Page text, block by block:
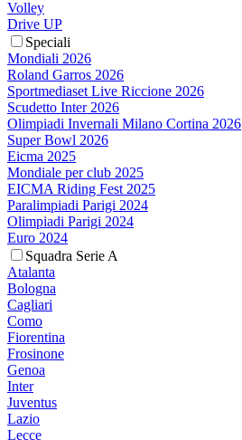
Volley
Drive UP
Speciali
Mondiali 2026
Roland Garros 2026
Sportmediaset Live Riccione 2026
Scudetto Inter 2026
Olimpiadi Invernali Milano Cortina 2026
Super Bowl 2026
Eicma 2025
Mondiale per club 2025
EICMA Riding Fest 2025
Paralimpiadi Parigi 2024
Olimpiadi Parigi 2024
Euro 2024
Squadra Serie A
Atalanta
Bologna
Cagliari
Como
Fiorentina
Frosinone
Genoa
Inter
Juventus
Lazio
Lecce